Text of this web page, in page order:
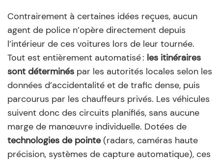
Contrairement à certaines idées reçues, aucun
agent de police n’opère directement depuis
l’intérieur de ces voitures lors de leur tournée.
Tout est entièrement automatisé : les itinéraires
sont déterminés par les autorités locales selon les
données d’accidentalité et de trafic dense, puis
parcourus par les chauffeurs privés. Les véhicules
suivent donc des circuits planifiés, sans aucune
marge de manœuvre individuelle. Dotées de
technologies de pointe(radars, caméras haute
précision, systèmes de capture automatique), ces